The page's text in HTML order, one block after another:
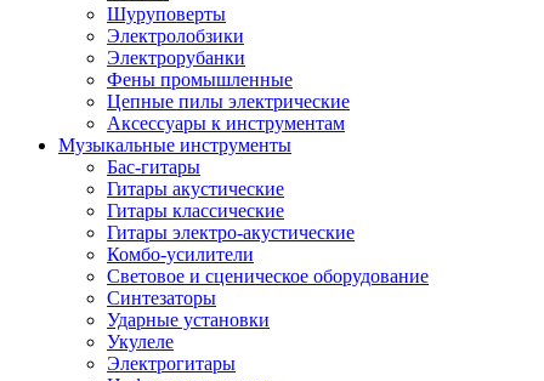
Шуруповерты
Электролобзики
Электрорубанки
Фены промышленные
Цепные пилы электрические
Аксессуары к инструментам
Музыкальные инструменты
Бас-гитары
Гитары акустические
Гитары классические
Гитары электро-акустические
Комбо-усилители
Световое и сценическое оборудование
Синтезаторы
Ударные установки
Укулеле
Электрогитары